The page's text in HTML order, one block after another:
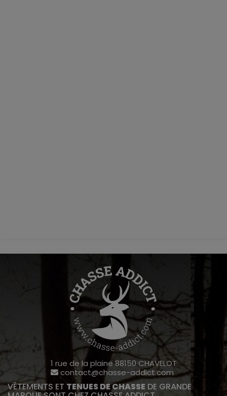
1 rue de la plaine 88150 CHAVELOT
contact@chasse-addict.com
VÊTEMENTS ET TENUES DE CHASSE DE GRANDE